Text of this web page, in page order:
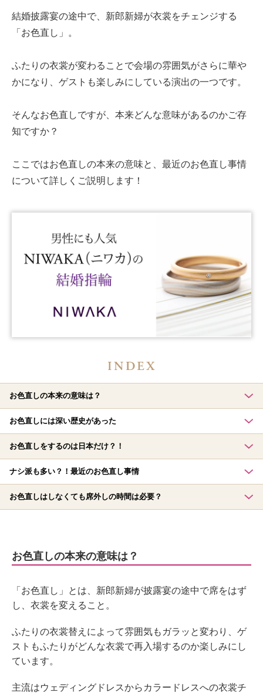
結婚披露宴の途中で、新郎新婦が衣裳をチェンジする
「お色直し」。
ふたりの衣裳が変わることで会場の雰囲気がさらに華や
かになり、ゲストも楽しみにしている演出の一つです。
そんなお色直しですが、本来どんな意味があるのかご存
知ですか？
ここではお色直しの本来の意味と、最近のお色直し事情
について詳しくご説明します！
お色直しの本来の意味は？
お色直しには深い歴史があった
お色直しをするのは日本だけ？！
ナシ派も多い？！最近のお色直し事情
お色直しはしなくても席外しの時間は必要？
お色直しの本来の意味は？
「お色直し」とは、新郎新婦が披露宴の途中で席をはず
し、衣裳を変えること。
ふたりの衣裳替えによって雰囲気もガラッと変わり、ゲ
ストもふたりがどんな衣裳で再入場するのか楽しみにし
ています。
主流はウェディングドレスからカラードレスへの衣裳チ